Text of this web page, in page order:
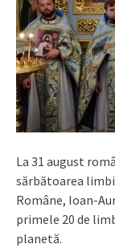
La 31 august
sărbătoarea
Române, Ioan-
primele 20 de
planetă.